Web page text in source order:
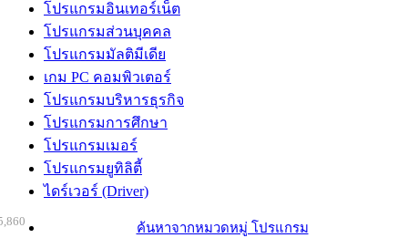
โปรแกรมอินเทอร์เน็ต
โปรแกรมส่วนบุคคล
โปรแกรมมัลติมีเดีย
เกม PC คอมพิวเตอร์
โปรแกรมบริหารธุรกิจ
โปรแกรมการศึกษา
โปรแกรมเมอร์
โปรแกรมยูทิลิตี้
ไดร์เวอร์ (Driver)
ค้นหาจากหมวดหมู่ โปรแกรม